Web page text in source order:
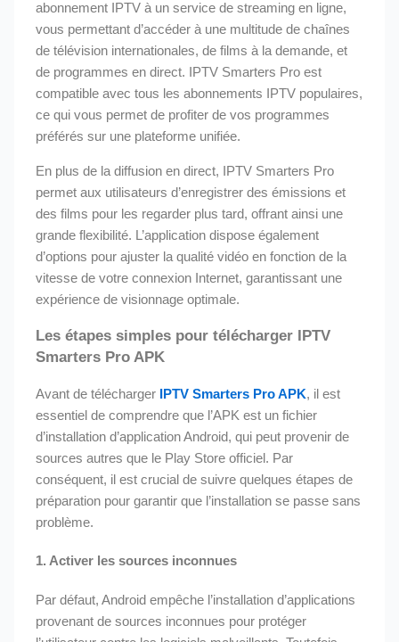
abonnement IPTV à un service de streaming en ligne,
vous permettant d’accéder à une multitude de chaînes
de télévision internationales, de films à la demande, et
de programmes en direct. IPTV Smarters Pro est
compatible avec tous les abonnements IPTV populaires,
ce qui vous permet de profiter de vos programmes
préférés sur une plateforme unifiée.
En plus de la diffusion en direct, IPTV Smarters Pro
permet aux utilisateurs d’enregistrer des émissions et
des films pour les regarder plus tard, offrant ainsi une
grande flexibilité. L’application dispose également
d’options pour ajuster la qualité vidéo en fonction de la
vitesse de votre connexion Internet, garantissant une
expérience de visionnage optimale.
Les étapes simples pour télécharger IPTV
Smarters Pro APK
Avant de télécharger IPTV Smarters Pro APK, il est
essentiel de comprendre que l’APK est un fichier
d’installation d’application Android, qui peut provenir de
sources autres que le Play Store officiel. Par
conséquent, il est crucial de suivre quelques étapes de
préparation pour garantir que l’installation se passe sans
problème.
1.Activer les sources inconnues
Par défaut, Android empêche l’installation d’applications
provenant de sources inconnues pour protéger